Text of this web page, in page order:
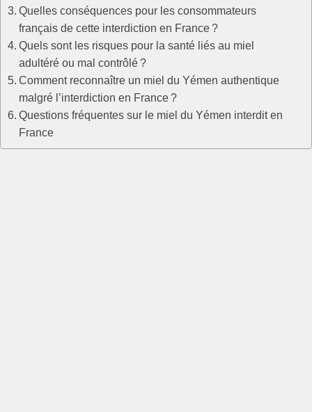
Quelles conséquences pour les consommateurs
français de cette interdiction en France ?
Quels sont les risques pour la santé liés au miel
adultéré ou mal contrôlé ?
Comment reconnaître un miel du Yémen authentique
malgré l’interdiction en France ?
Questions fréquentes sur le miel du Yémen interdit en
France